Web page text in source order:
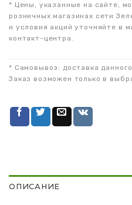
* Цены, указанные на сайте,
розничных магазинах сети
и условия акций уточняйте в
контакт-центра.
* Самовывоз: доставка
Заказ возможен только в
ОПИСАНИЕ